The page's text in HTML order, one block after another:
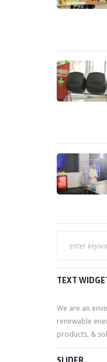
TEXT
We are an
renewable
products, &